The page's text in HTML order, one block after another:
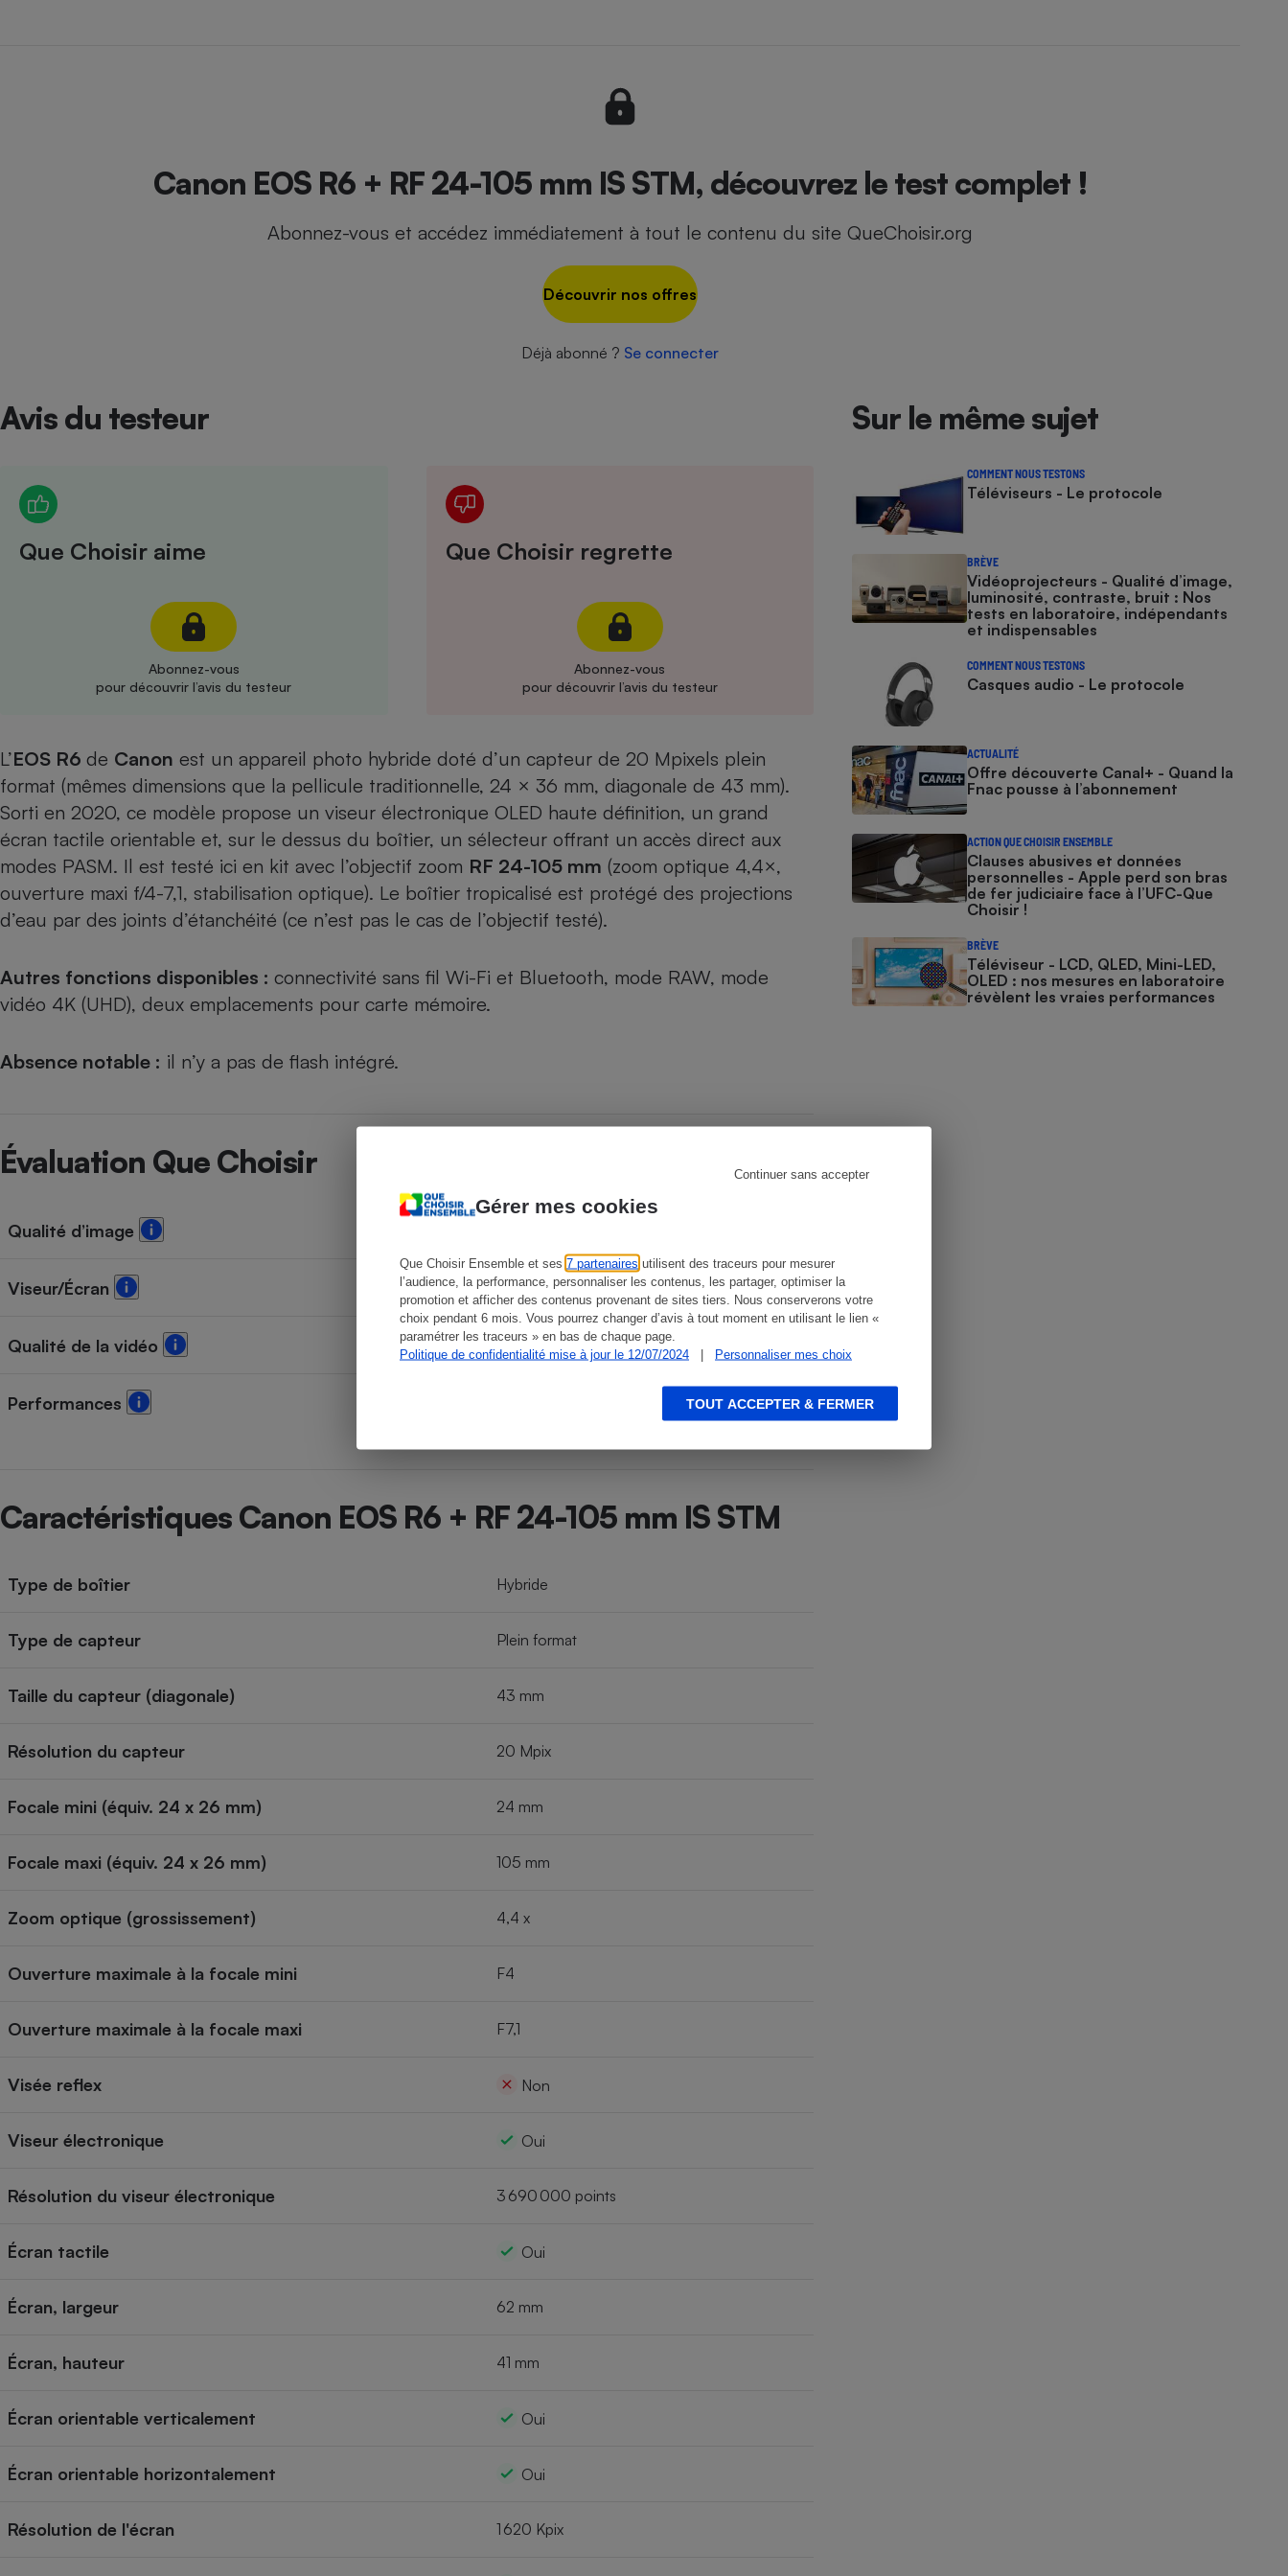
Gérer mes cookies
Que Choisir Ensemble et ses 7 partenaires utilisent des traceurs pour mesurer
l’audience, la performance, personnaliser les contenus, les partager, optimiser la
promotion et afficher des contenus provenant de sites tiers. Nous conserverons votre
choix pendant 6 mois. Vous pourrez changer d’avis à tout moment en utilisant le lien «
paramétrer les traceurs » en bas de chaque page.
Politique de confidentialité mise à jour le 12/07/2024
| Personnaliser mes choix
Continuer sans accepter
TOUT ACCEPTER & FERMER
Canon EOS R6 + RF 24-105 mm IS STM, découvrez le test complet !
Abonnez-vous et accédez immédiatement à tout le contenu du site QueChoisir.org
Découvrir nos offres
Déjà abonné ? Se connecter
Avis du testeur
Que Choisir aime
Abonnez-vous
pour découvrir l’avis du testeur
Que Choisir regrette
Abonnez-vous
pour découvrir l’avis du testeur
L’EOS R6 de Canon est un appareil photo hybride doté d’un capteur de 20 Mpixels plein
format (mêmes dimensions que la pellicule traditionnelle, 24 × 36 mm, diagonale de 43 mm).
Sorti en 2020, ce modèle propose un viseur électronique OLED haute définition, un grand
écran tactile orientable et, sur le dessus du boîtier, un sélecteur offrant un accès direct aux
modes PASM. Il est testé ici en kit avec l’objectif zoom RF 24-105 mm (zoom optique 4,4×,
ouverture maxi f/4-7,1, stabilisation optique). Le boîtier tropicalisé est protégé des projections
d’eau par des joints d’étanchéité (ce n’est pas le cas de l’objectif testé).
Autres fonctions disponibles : connectivité sans fil Wi-Fi et Bluetooth, mode RAW, mode
vidéo 4K (UHD), deux emplacements pour carte mémoire.
Absence notable : il n’y a pas de flash intégré.
Évaluation Que Choisir
Qualité d’image
Viseur/Écran
Qualité de la vidéo
Performances
Caractéristiques Canon EOS R6 + RF 24-105 mm IS STM
Type de boîtier Hybride
Type de capteur Plein format
Taille du capteur (diagonale) 43 mm
Résolution du capteur 20 Mpix
Focale mini (équiv. 24 x 26 mm) 24 mm
Focale maxi (équiv. 24 x 26 mm) 105 mm
Zoom optique (grossissement) 4,4 x
Ouverture maximale à la focale mini F4
Ouverture maximale à la focale maxi F7,1
Visée reflex Non
Viseur électronique Oui
Résolution du viseur électronique 3 690 000 points
Écran tactile Oui
Écran, largeur 62 mm
Écran, hauteur 41 mm
Écran orientable verticalement Oui
Écran orientable horizontalement Oui
Résolution de l'écran 1 620 Kpix
Sur le même sujet
COMMENT NOUS TESTONS
Téléviseurs - Le protocole
BRÈVE
Vidéoprojecteurs - Qualité d’image,
luminosité, contraste, bruit : Nos
tests en laboratoire, indépendants
et indispensables
COMMENT NOUS TESTONS
Casques audio - Le protocole
ACTUALITÉ
Offre découverte Canal+ - Quand la
Fnac pousse à l’abonnement
ACTION QUE CHOISIR ENSEMBLE
Clauses abusives et données
personnelles - Apple perd son bras
de fer judiciaire face à l’UFC-Que
Choisir !
BRÈVE
Téléviseur - LCD, QLED, Mini-LED,
OLED : nos mesures en laboratoire
révèlent les vraies performances
Ventilateur
Ordinateur portable
Matelas Poêle à granulés
Lessive